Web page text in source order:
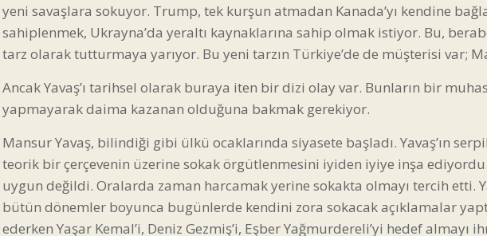
yeni savaşlara sokuyor. Trump, tek kurşun atmadan Kanada’yı kendine
sahiplenmek, Ukrayna’da yeraltı kaynaklarına sahip olmak istiyor. Bu,
tarz olarak tutturmaya yarıyor. Bu yeni tarzın Türkiye’de de müşterisi var;
Ancak Yavaş’ı tarihsel olarak buraya iten bir dizi olay var. Bunların bir
yapmayarak daima kazanan olduğuna bakmak gerekiyor.
Mansur Yavaş, bilindiği gibi ülkü ocaklarında siyasete başladı. Yavaş’ın
teorik bir çerçevenin üzerine sokak örgütlenmesini iyiden iyiye inşa ediyordu.
uygun değildi. Oralarda zaman harcamak yerine sokakta olmayı tercih etti.
bütün dönemler boyunca bugünlerde kendini zora sokacak açıklamalar
ederken Yaşar Kemal’i, Deniz Gezmiş’i, Eşber Yağmurdereli’yi hedef